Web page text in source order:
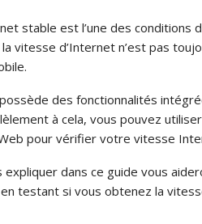
stable est l’une des
vitesse d’Internet n’est pas
des fonctionnalités
à cela, vous pouvez
pour vérifier votre vitesse
dans ce guide vous
testant si vous obtenez la